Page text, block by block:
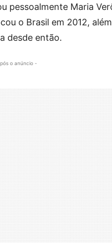
pessoalmente Maria
o Brasil em 2012,
desde então.
o anúncio -